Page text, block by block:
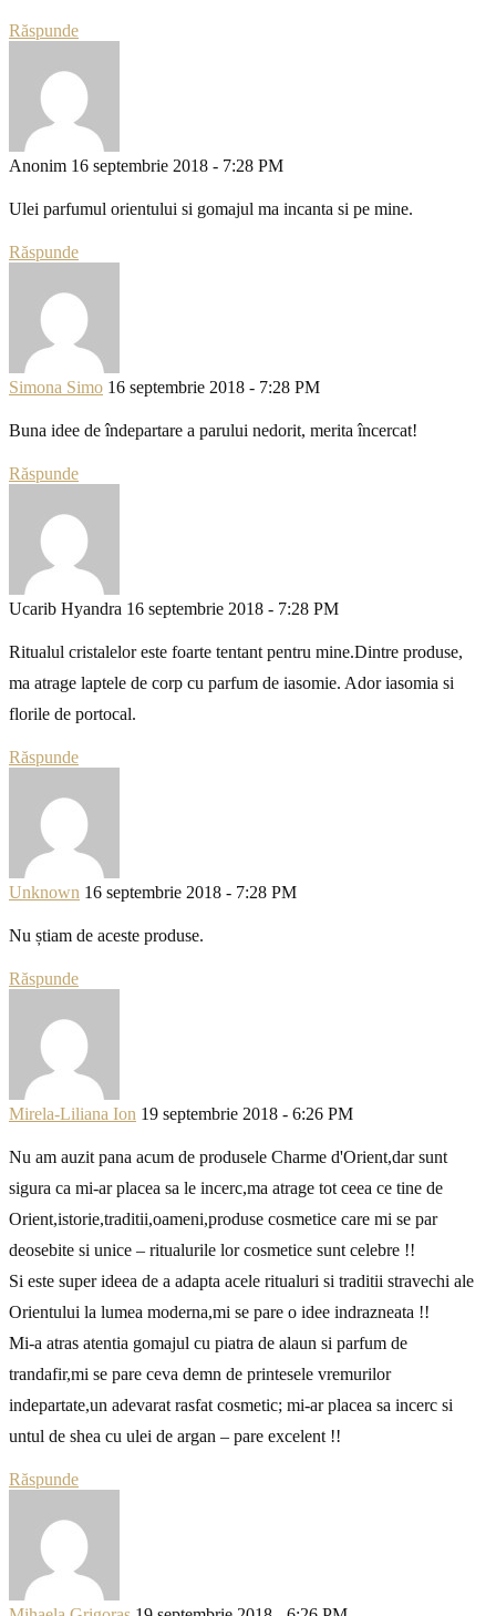
Răspunde
Anonim 16 septembrie 2018 - 7:28 PM
Ulei parfumul orientului si gomajul ma incanta si pe mine.
Răspunde
Simona Simo 16 septembrie 2018 - 7:28 PM
Buna idee de îndepartare a parului nedorit, merita încercat!
Răspunde
Ucarib Hyandra 16 septembrie 2018 - 7:28 PM
Ritualul cristalelor este foarte tentant pentru mine.Dintre produse,
ma atrage laptele de corp cu parfum de iasomie. Ador iasomia si
florile de portocal.
Răspunde
Unknown 16 septembrie 2018 - 7:28 PM
Nu știam de aceste produse.
Răspunde
Mirela-Liliana Ion 19 septembrie 2018 - 6:26 PM
Nu am auzit pana acum de produsele Charme d'Orient,dar sunt
sigura ca mi-ar placea sa le incerc,ma atrage tot ceea ce tine de
Orient,istorie,traditii,oameni,produse cosmetice care mi se par
deosebite si unice – ritualurile lor cosmetice sunt celebre !!
Si este super ideea de a adapta acele ritualuri si traditii stravechi ale
Orientului la lumea moderna,mi se pare o idee indrazneata !!
Mi-a atras atentia gomajul cu piatra de alaun si parfum de
trandafir,mi se pare ceva demn de printesele vremurilor
indepartate,un adevarat rasfat cosmetic; mi-ar placea sa incerc si
untul de shea cu ulei de argan – pare excelent !!
Răspunde